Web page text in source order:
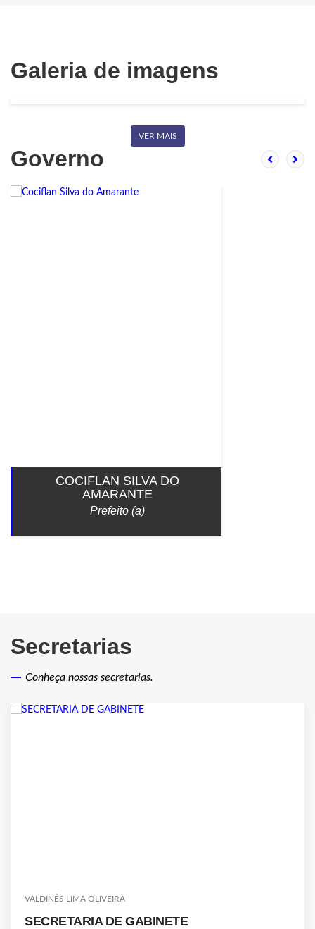
Galeria de imagens
VER MAIS
Governo
COCIFLAN SILVA DO
AMARANTE
Prefeito (a)
Secretarias
Conheça nossas secretarias.
VALDINÊS LIMA OLIVEIRA
SECRETARIA DE GABINETE